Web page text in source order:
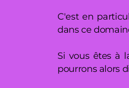
C'est en
dans ce
Si vous êtes à
pourrons alors